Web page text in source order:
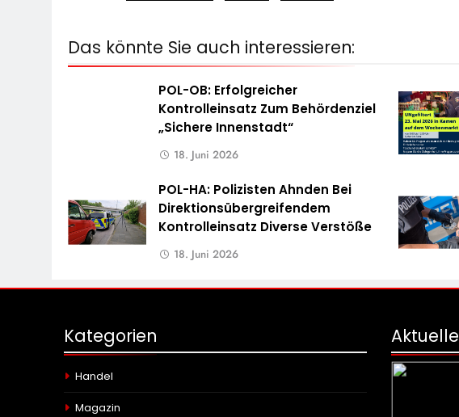
Das könnte Sie auch interessieren:
POL-OB: Erfolgreicher
Kontrolleinsatz Zum Behördenziel
„Sichere Innenstadt“
18. Juni 2026
POL-HA: Polizisten Ahnden Bei
Direktionsübergreifendem
Kontrolleinsatz Diverse Verstöße
18. Juni 2026
Kategorien
Handel
Magazin
Aktuelle